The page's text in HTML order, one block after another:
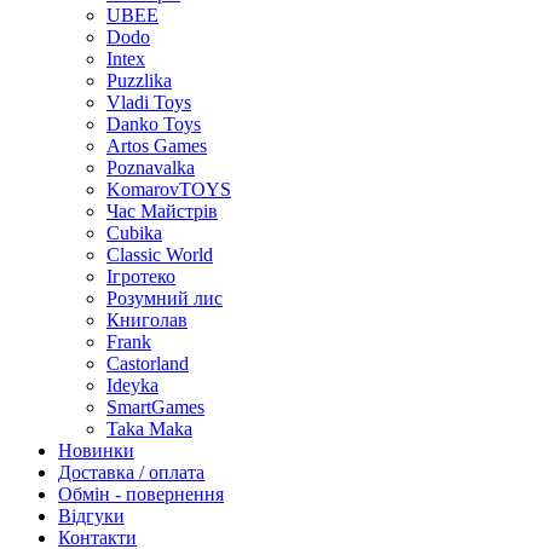
UBEE
Dodo
Intex
Puzzlika
Vladi Toys
Danko Toys
Artos Games
Poznavalka
KomarovTOYS
Час Майстрів
Cubika
Classic World
Ігротеко
Розумний лис
Книголав
Frank
Castorland
Ideyka
SmartGames
Taka Maka
Новинки
Доставка / оплата
Обмін - повернення
Відгуки
Контакти